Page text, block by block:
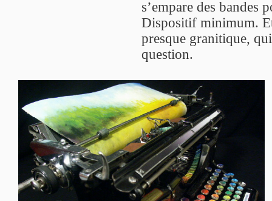
s’empare des bandes
Dispositif minimum.
presque granitique,
question.